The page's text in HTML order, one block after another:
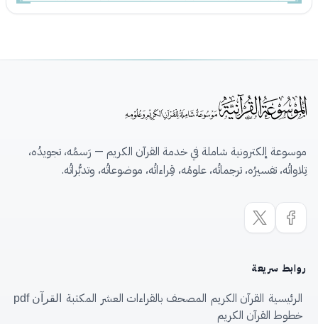
موسوعة إلكترونية شاملة في خدمة القرآن الكريم — رَسمُه، تجويدُه،
تِلاواتُه، تفسيرُه، ترجماتُه، علومُه، قِراءاتُه، موضوعاتُه، وتدبُّراتُه.
روابط سريعة
الرئيسية القرآن الكريم المصحف بالقراءات العشر المكتبة القرآن pdf
خطوط القرآن الكريم